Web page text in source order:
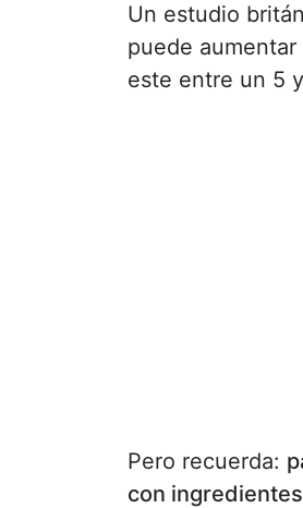
Un estudio
puede
este entre un 5
Pero recuerda:
con